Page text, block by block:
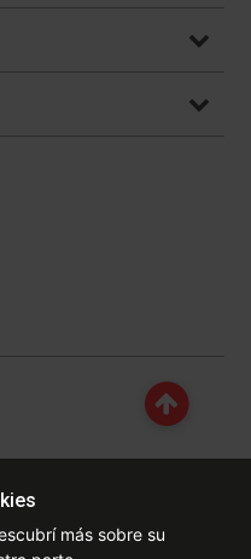
en este site, el
más sobre su